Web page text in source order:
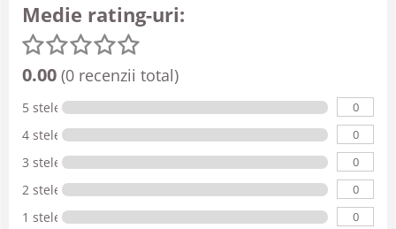
Medie rating-uri:
0.00 (0 recenzii total)
5 stele 0
4 stele 0
3 stele 0
2 stele 0
1 stele 0